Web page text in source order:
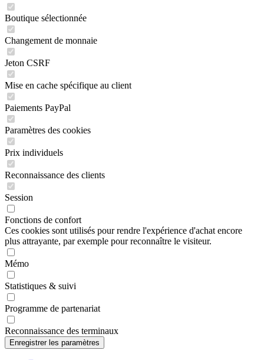
Boutique sélectionnée
Changement de monnaie
Jeton CSRF
Mise en cache spécifique au client
Paiements PayPal
Paramètres des cookies
Prix individuels
Reconnaissance des clients
Session
Fonctions de confort
Ces cookies sont utilisés pour rendre l'expérience d'achat encore
plus attrayante, par exemple pour reconnaître le visiteur.
Mémo
Statistiques & suivi
Programme de partenariat
Reconnaissance des terminaux